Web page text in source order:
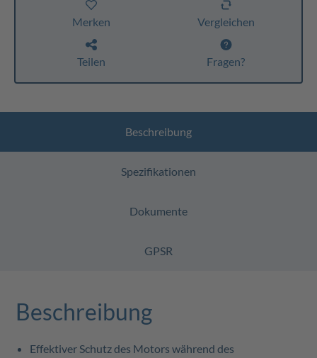
Merken Vergleichen
Teilen Fragen?
Beschreibung
Spezifikationen
Dokumente
GPSR
Beschreibung
Effektiver Schutz des Motors während des